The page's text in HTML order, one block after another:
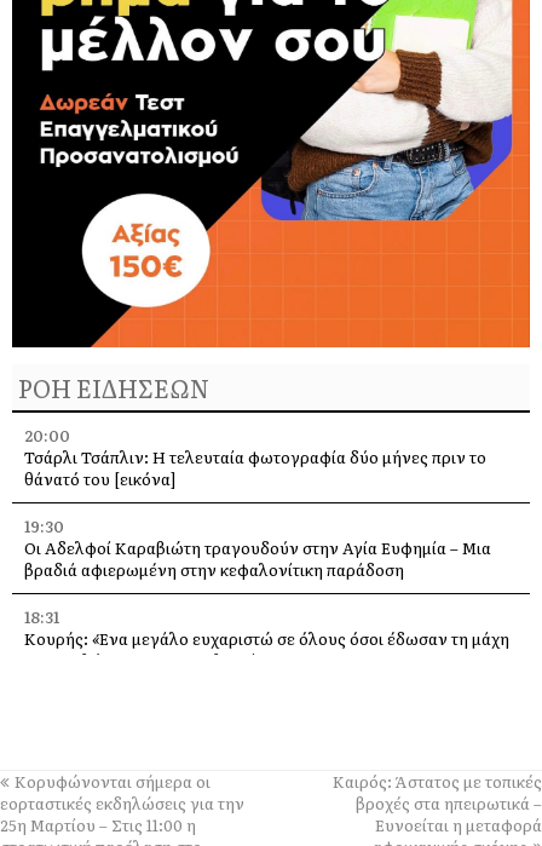
ΡΟΗ ΕΙΔΗΣΕΩΝ
20:00
Τσάρλι Τσάπλιν: Η τελευταία φωτογραφία δύο μήνες πριν το
θάνατό του [εικόνα]
19:30
Οι Αδελφοί Καραβιώτη τραγουδούν στην Αγία Ευφημία – Μια
βραδιά αφιερωμένη στην κεφαλονίτικη παράδοση
18:31
Κουρής: «Ένα μεγάλο ευχαριστώ σε όλους όσοι έδωσαν τη μάχη
με τις φλόγες στην Κεφαλονιά»
18:00
Η Χορωδία και Μαντολινάτα Αργοστολίου τραγουδά στο
Κορυφώνονται σήμερα οι
εορταστικές εκδηλώσεις για την
25η Μαρτίου – Στις 11:00 η
Kαιρός: Άστατος με τοπικές
βροχές στα ηπειρωτικά –
Ευνοείται η μεταφορά